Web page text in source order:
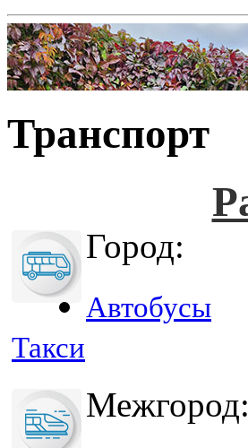
Транспорт
Город:
Автобусы
Такси
Межгород: